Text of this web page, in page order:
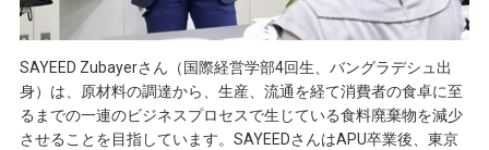
SAYEED Zubayerさん（国際経営学部4回生、バングラデシュ出
身）は、原材料の調達から、生産、流通を経て消費者の食卓に至
るまでの一連のビジネスプロセスで生じている食料廃棄物を減少
させることを目指しています。SAYEEDさんはAPU卒業後、東京